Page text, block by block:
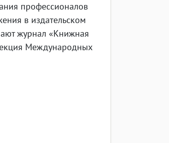
профессионалов
в издательском
журнал «Книжная
Международных